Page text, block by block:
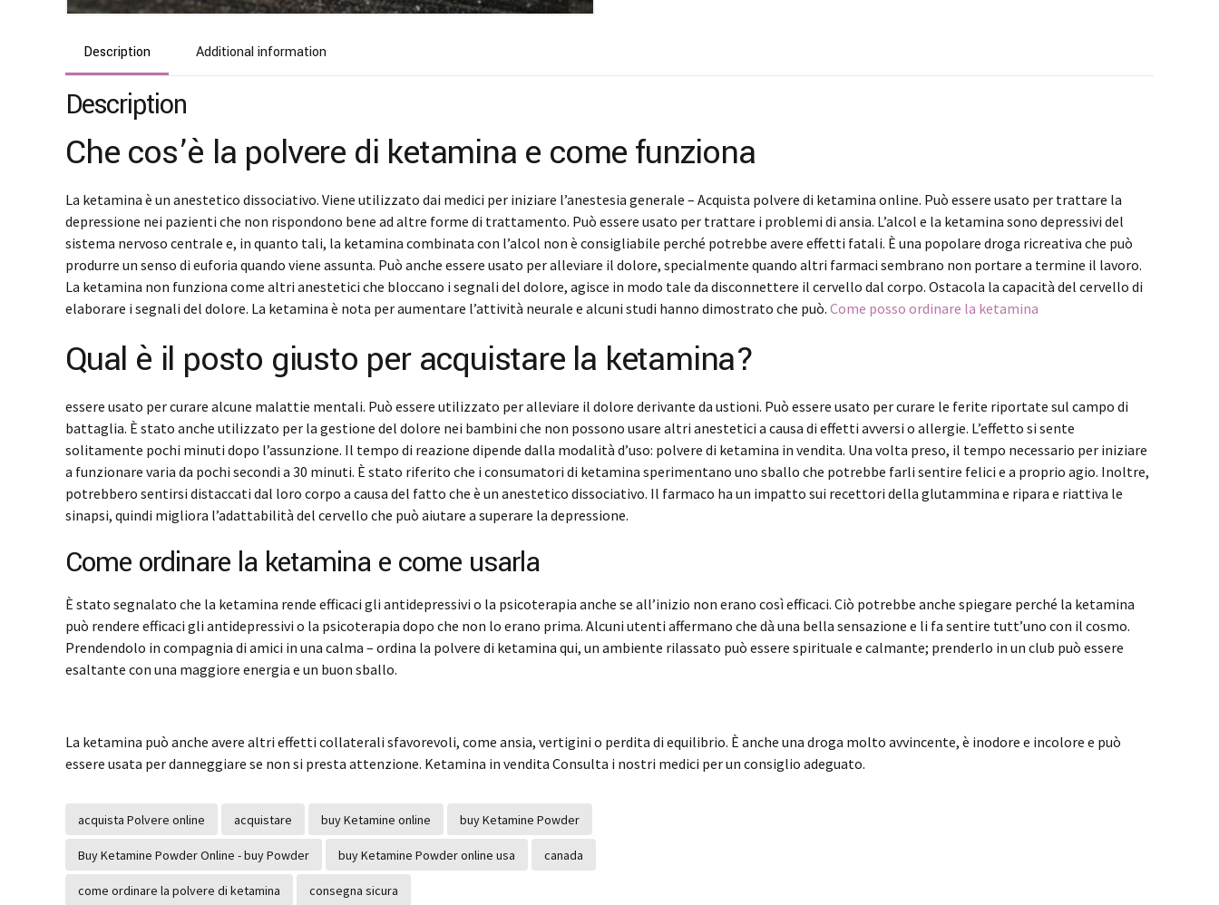
Description Additional information
Description
Che cos’è la polvere di ketamina e come funziona
La ketamina è un anestetico dissociativo. Viene utilizzato dai medici per iniziare l’anestesia generale – Acquista polvere di ketamina online. Può essere usato per trattare la
depressione nei pazienti che non rispondono bene ad altre forme di trattamento. Può essere usato per trattare i problemi di ansia. L’alcol e la ketamina sono depressivi del
sistema nervoso centrale e, in quanto tali, la ketamina combinata con l’alcol non è consigliabile perché potrebbe avere effetti fatali. È una popolare droga ricreativa che può
produrre un senso di euforia quando viene assunta. Può anche essere usato per alleviare il dolore, specialmente quando altri farmaci sembrano non portare a termine il lavoro.
La ketamina non funziona come altri anestetici che bloccano i segnali del dolore, agisce in modo tale da disconnettere il cervello dal corpo. Ostacola la capacità del cervello di
elaborare i segnali del dolore. La ketamina è nota per aumentare l’attività neurale e alcuni studi hanno dimostrato che può. Come posso ordinare la ketamina
Qual è il posto giusto per acquistare la ketamina?
essere usato per curare alcune malattie mentali. Può essere utilizzato per alleviare il dolore derivante da ustioni. Può essere usato per curare le ferite riportate sul campo di
battaglia. È stato anche utilizzato per la gestione del dolore nei bambini che non possono usare altri anestetici a causa di effetti avversi o allergie. L’effetto si sente
solitamente pochi minuti dopo l’assunzione. Il tempo di reazione dipende dalla modalità d’uso: polvere di ketamina in vendita. Una volta preso, il tempo necessario per iniziare
a funzionare varia da pochi secondi a 30 minuti. È stato riferito che i consumatori di ketamina sperimentano uno sballo che potrebbe farli sentire felici e a proprio agio. Inoltre,
potrebbero sentirsi distaccati dal loro corpo a causa del fatto che è un anestetico dissociativo. Il farmaco ha un impatto sui recettori della glutammina e ripara e riattiva le
sinapsi, quindi migliora l’adattabilità del cervello che può aiutare a superare la depressione.
Come ordinare la ketamina e come usarla
È stato segnalato che la ketamina rende efficaci gli antidepressivi o la psicoterapia anche se all’inizio non erano così efficaci. Ciò potrebbe anche spiegare perché la ketamina
può rendere efficaci gli antidepressivi o la psicoterapia dopo che non lo erano prima. Alcuni utenti affermano che dà una bella sensazione e li fa sentire tutt’uno con il cosmo.
Prendendolo in compagnia di amici in una calma – ordina la polvere di ketamina qui, un ambiente rilassato può essere spirituale e calmante; prenderlo in un club può essere
esaltante con una maggiore energia e un buon sballo.
La ketamina può anche avere altri effetti collaterali sfavorevoli, come ansia, vertigini o perdita di equilibrio. È anche una droga molto avvincente, è inodore e incolore e può
essere usata per danneggiare se non si presta attenzione. Ketamina in vendita Consulta i nostri medici per un consiglio adeguato.
acquista Polvere online acquistare buy Ketamine online buy Ketamine Powder
Buy Ketamine Powder Online - buy Powder buy Ketamine Powder online usa canada
come ordinare la polvere di ketamina consegna sicura